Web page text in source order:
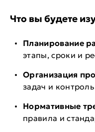
Что вы будете
Планирование
этапы, сроки и
Организация
задач и
Нормативные
правила и